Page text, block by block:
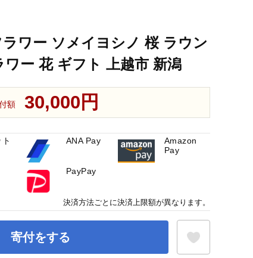
ワー ソメイヨシノ 桜 ラウン
ワー 花 ギフト 上越市 新潟
額 30,000円
寄付をする
ANA Pay
Amazon
Pay
PayPay
決済方法ごとに決済上限額が異なります。